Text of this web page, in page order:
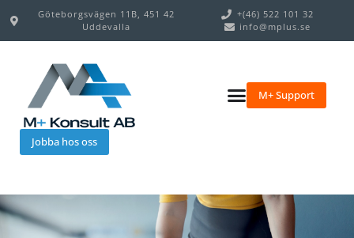
Göteborgsvägen 11B, 451 42
Uddevalla
+(46) 522 101 32
info@mplus.se
M+ Support
Jobba hos oss